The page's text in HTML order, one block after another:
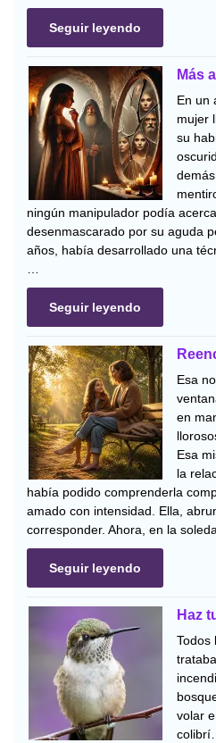
Seguir leyendo
Más
En un
mujer
su
ningún manipulador podía
desenmascarado por su aguda
años, había desarrollado una
Seguir leyendo
Esa
en
Esa
la
había podido comprenderla
amado con intensidad. Ella,
corresponder. Ahora, en la
Seguir leyendo
Haz
Todos
volar